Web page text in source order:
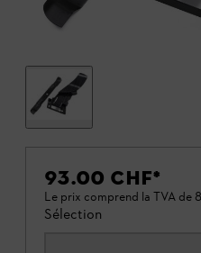
93.00 CHF*
Le prix comprend la TVA de
Sélection